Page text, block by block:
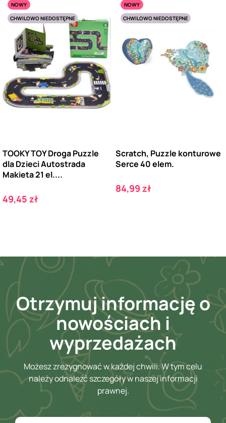
NOWY
CHWILOWO NIEDOSTĘPNE
TOOKY TOY Droga Puzzle
dla Dzieci Autostrada
Makieta 21 el....
Cena
49,45 zł
NOWY
CHWILOWO NIEDOSTĘPNE
Scratch, Puzzle konturowe
Serce 40 elem.
Cena
84,99 zł
Otrzymuj informację o
nowościach i
wyprzedażach
Możesz zrezygnować w każdej chwili. W tym celu
należy odnaleźć szczegóły w naszej informacji
prawnej.